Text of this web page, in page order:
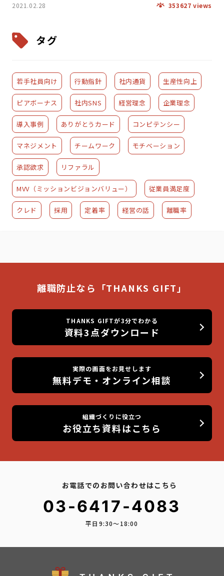
2021.02.28 353627 views
タグ
若手社員向け 行動指針 社内通貨 生産性向上
ピアボーナス 社内SNS 経営理念 企業理念
導入事例 ありがとうカード コンピテンシー
マネジメント チームワーク モチベーション
承認欲求 リファラル
MVV（ミッションビジョンバリュー） 従業員満足度
クレド 採用 定着率 経営の話 離職率
離職防止なら「THANKS GIFT」
THANKS GIFTが3分でわかる
資料3点ダウンロード
実際の画面をお見せします
無料デモ・オンライン相談
組織づくりに役立つ
お役立ち資料はこちら
お電話でのお問い合わせはこちら
03-6417-4083
平日9:30〜18:00